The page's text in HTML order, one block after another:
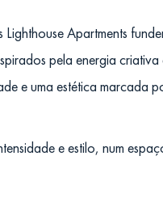
Apartments
pela energia
e uma estética marcada
e estilo, num